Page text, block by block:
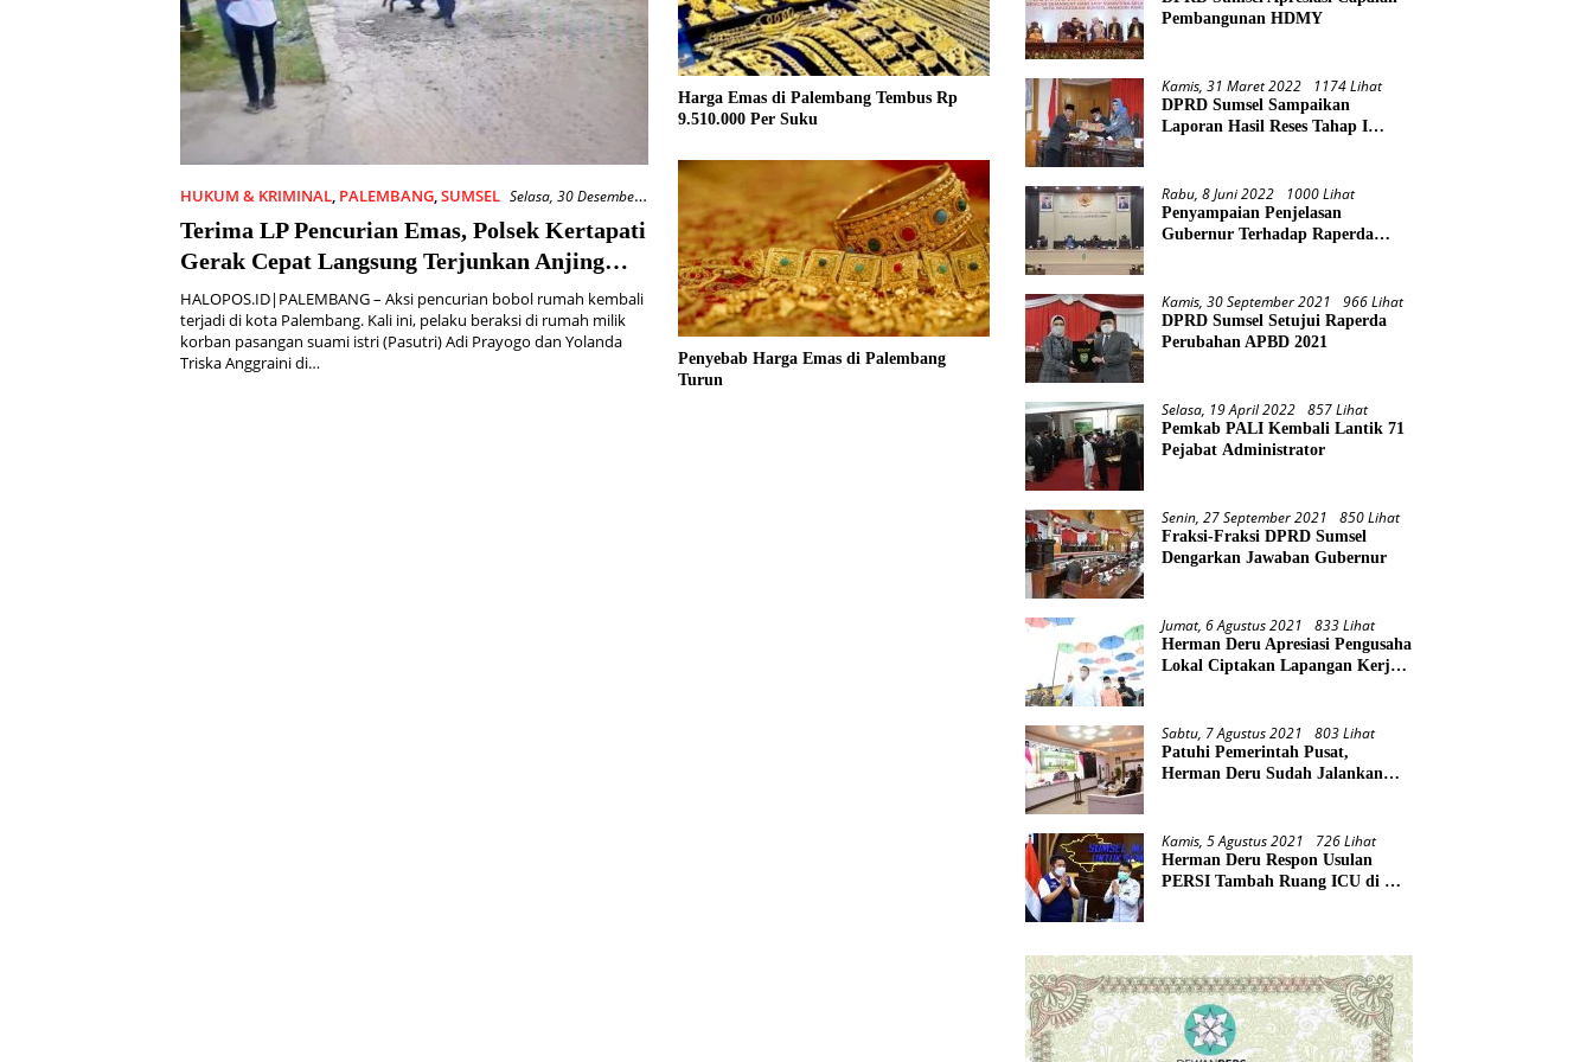
HUKUM & KRIMINAL PALEMBANG SUMSEL Selasa, 30 Desember
2025
Terima LP Pencurian Emas, Polsek Kertapati
Gerak Cepat Langsung Terjunkan Anjing
Pelacak
HALOPOS.ID|PALEMBANG – Aksi pencurian bobol rumah kembali
terjadi di kota Palembang. Kali ini, pelaku beraksi di rumah milik
korban pasangan suami istri (Pasutri) Adi Prayogo dan Yolanda
Triska Anggraini di…
Harga Emas di Palembang Tembus Rp
9.510.000 Per Suku
Penyebab Harga Emas di Palembang
Turun
Pembangunan HDMY
Kamis, 31 Maret 2022 1174 Lihat
DPRD Sumsel Sampaikan
Laporan Hasil Reses Tahap I
Rabu, 8 Juni 2022 1000 Lihat
Penyampaian Penjelasan
Gubernur Terhadap Raperda
Kamis, 30 September 2021 966 Lihat
DPRD Sumsel Setujui Raperda
Perubahan APBD 2021
Selasa, 19 April 2022 857 Lihat
Pemkab PALI Kembali Lantik 71
Pejabat Administrator
Senin, 27 September 2021 850 Lihat
Fraksi-Fraksi DPRD Sumsel
Dengarkan Jawaban Gubernur
Jumat, 6 Agustus 2021 833 Lihat
Herman Deru Apresiasi Pengusaha
Lokal Ciptakan Lapangan Kerja
Sabtu, 7 Agustus 2021 803 Lihat
Patuhi Pemerintah Pusat,
Herman Deru Sudah Jalankan
Kamis, 5 Agustus 2021 726 Lihat
Herman Deru Respon Usulan
PERSI Tambah Ruang ICU di RS